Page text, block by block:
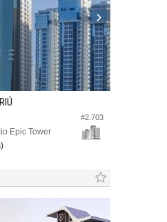
#2.703
Epic Tower